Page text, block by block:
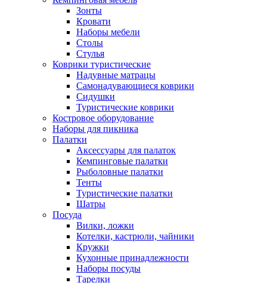
Зонты
Кровати
Наборы мебели
Столы
Стулья
Коврики туристические
Надувные матрацы
Самонадувающиеся коврики
Сидушки
Туристические коврики
Костровое оборудование
Наборы для пикника
Палатки
Аксессуары для палаток
Кемпинговые палатки
Рыболовные палатки
Тенты
Туристические палатки
Шатры
Посуда
Вилки, ложки
Котелки, кастрюли, чайники
Кружки
Кухонные принадлежности
Наборы посуды
Тарелки